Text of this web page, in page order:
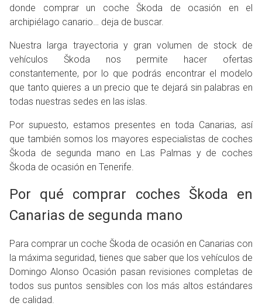
donde comprar un coche Škoda de ocasión en el
archipiélago canario… deja de buscar.
Nuestra larga trayectoria y gran volumen de stock de
vehículos Škoda nos permite hacer ofertas
constantemente, por lo que podrás encontrar el modelo
que tanto quieres a un precio que te dejará sin palabras en
todas nuestras sedes en las islas.
Por supuesto, estamos presentes en toda Canarias, así
que también somos los mayores especialistas de coches
Škoda de segunda mano en Las Palmas y de coches
Škoda de ocasión en Tenerife.
Por qué comprar coches Škoda en
Canarias de segunda mano
Para comprar un coche Škoda de ocasión en Canarias con
la máxima seguridad, tienes que saber que los vehículos de
Domingo Alonso Ocasión pasan revisiones completas de
todos sus puntos sensibles con los más altos estándares
de calidad.